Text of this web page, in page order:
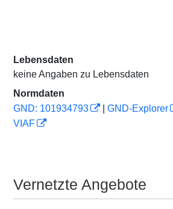
Lebensdaten
keine Angaben zu Lebensdaten
Normdaten
GND: 101934793
GND-Explorer
VIAF
Vernetzte Angebote